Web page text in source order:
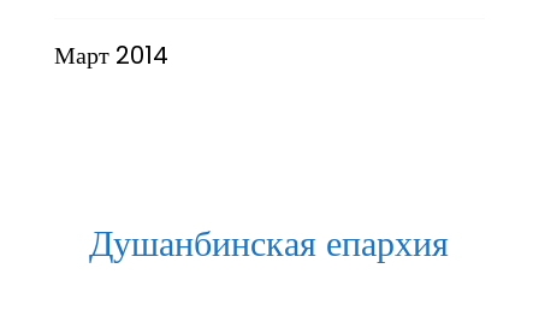
Март 2014
Душанбинская епархия